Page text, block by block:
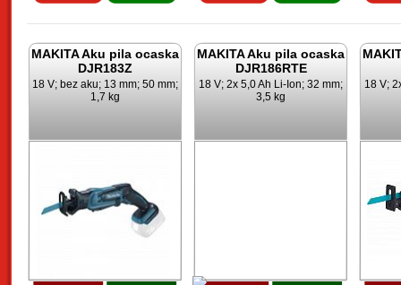
MAKITA Aku pila ocaska
DJR183Z
18 V; bez aku; 13 mm; 50 mm;
1,7 kg
MAKITA Aku pila ocaska
DJR186RTE
18 V; 2x 5,0 Ah Li-Ion; 32 mm;
3,5 kg
18 V;